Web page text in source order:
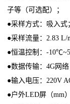
子等（可选配）；
●采样方式：吸入式
●采样流量：2.83 L/
●恒温控制：-
●数据传输：4G网络
●输入电压：220V
●户外LED屏（mm